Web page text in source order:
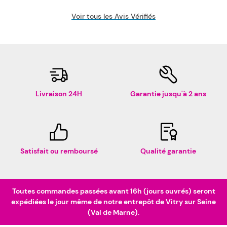
Voir tous les Avis Vérifiés
Livraison 24H Garantie jusqu'à 2 ans
Satisfait ou remboursé Qualité garantie
Toutes commandes passées avant 16h (jours ouvrés) seront
expédiées le jour même de notre entrepôt de Vitry sur Seine
(Val de Marne).